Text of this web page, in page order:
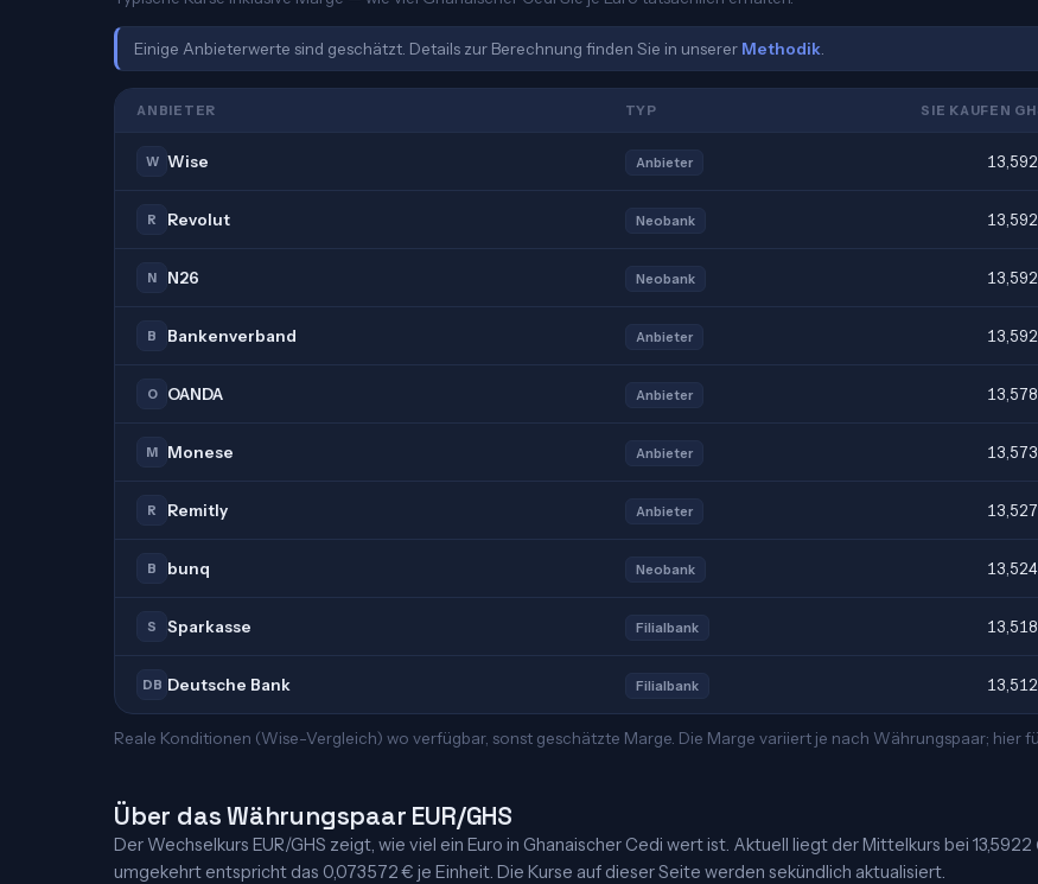
Einige Anbieterwerte sind geschätzt. Details zur Berechnung finden Sie in unserer Methodik
ANBIETER TYP SIE KAUFEN
W Wise Anbieter
R Revolut Neobank
N N26 Neobank
B Bankenverband Anbieter
O OANDA Anbieter
M Monese Anbieter
R Remitly Anbieter
B bunq Neobank
S Sparkasse Filialbank
DB Deutsche Bank Filialbank
Reale Konditionen (Wise-Vergleich) wo verfügbar, sonst geschätzte Marge. Die Marge variiert je nach Währungspaar; hier
Über das Währungspaar EUR/GHS
Der Wechselkurs EUR/GHS zeigt, wie viel ein Euro in Ghanaischer Cedi wert ist. Aktuell liegt der Mittelkurs bei
umgekehrt entspricht das 0,073572 € je Einheit. Die Kurse auf dieser Seite werden sekündlich aktualisiert.